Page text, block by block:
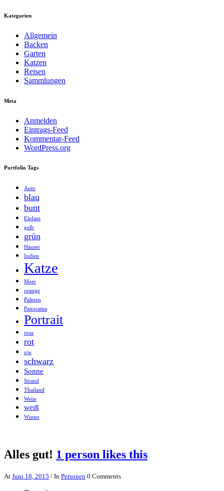
Kategorien
Allgemein
Backen
Garten
Katzen
Reisen
Sammlungen
Meta
Anmelden
Eintrags-Feed
Kommentar-Feed
WordPress.org
Portfolio Tags
Auto
blau
bunt
Elefant
gelb
grün
Häuser
Indien
Katze
Meer
orange
Palmen
Panorama
Portrait
rosa
rot
s/w
schwarz
Sonne
Strand
Thailand
Weite
weiß
Winter
Alles gut! 1 person likes this
At Juni 18, 2015 / In Personen 0 Comments